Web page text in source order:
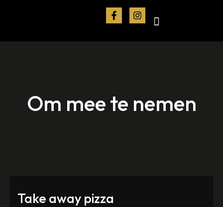
Om mee te nemen
Take away pizza